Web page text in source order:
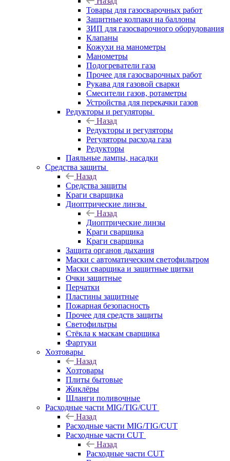
Товары для газосварочных работ
Защитные колпаки на баллоны
ЗИП для газосварочного оборудования
Клапаны
Кожухи на манометры
Манометры
Подогреватели газа
Прочее для газосварочных работ
Рукава для газовой сварки
Смесители газов, ротаметры
Устройства для перекачки газов
Редукторы и регуляторы
Назад
Редукторы и регуляторы
Регуляторы расхода газа
Редукторы
Паяльные лампы, насадки
Средства защиты
Назад
Средства защиты
Краги сварщика
Диоптрические линзы
Назад
Диоптрические линзы
Краги сварщика
Краги сварщика
Защита органов дыхания
Маски с автоматическим светофильтром
Маски сварщика и защитные щитки
Очки защитные
Перчатки
Пластины защитные
Пожарная безопасность
Прочее для средств защиты
Светофильтры
Стёкла к маскам сварщика
Фартуки
Хозтовары
Назад
Хозтовары
Плиты бытовые
Жиклёры
Шланги поливочные
Расходные части MIG/TIG/CUT
Назад
Расходные части MIG/TIG/CUT
Расходные части CUT
Назад
Расходные части CUT